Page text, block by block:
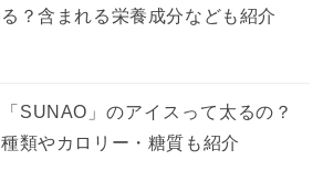
る？含まれる栄養成分なども紹介
「SUNAO」のアイスって太るの？
種類やカロリー・糖質も紹介